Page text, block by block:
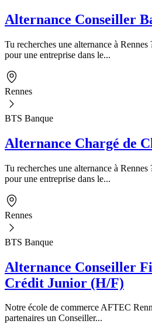
Alternance Conseiller
Tu recherches une alternance à
pour une entreprise dans le...
Rennes
BTS Banque
Alternance Chargé de
Tu recherches une alternance à
pour une entreprise dans le...
Rennes
BTS Banque
Alternance Conseiller
Crédit Junior (H/F)
Notre école de commerce AFTEC
partenaires un Conseiller...